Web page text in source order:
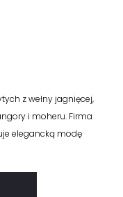
z wełny jagnięcej,
i moheru. Firma
elegancką modę